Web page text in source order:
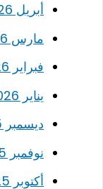
أبريل 2026
مارس 2026
فبراير 2026
يناير 2026
ديسمبر 2025
نوفمبر 2025
أكتوبر 2025